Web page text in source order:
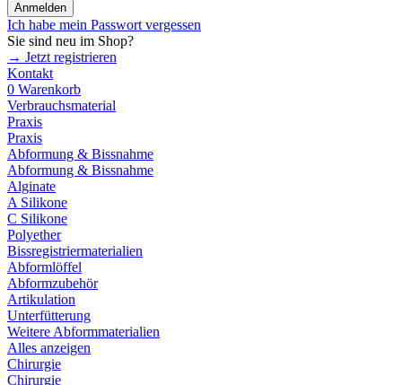
Anmelden
Ich habe mein Passwort vergessen
Sie sind neu im Shop?
→ Jetzt registrieren
Kontakt
0 Warenkorb
Verbrauchsmaterial
Praxis
Praxis
Abformung & Bissnahme
Abformung & Bissnahme
Alginate
A Silikone
C Silikone
Polyether
Bissregistriermaterialien
Abformlöffel
Abformzubehör
Artikulation
Unterfütterung
Weitere Abformmaterialien
Alles anzeigen
Chirurgie
Chirurgie